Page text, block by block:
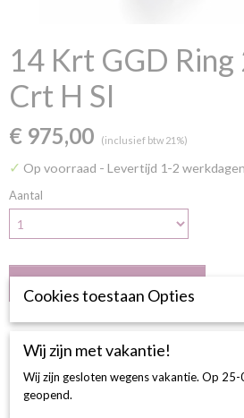
14 Krt GGD
Crt H SI
€ 975,00 (inclusief btw 21%)
✓ Op voorraad - Levertijd 1-2 werkdagen
Aantal
Omschrijving
BESCHRIJVING
14 Krt GGD Ring 23-0.18 Crt H SI
Cookies toestaan Opties
Wij zijn met vakantie!
Wij zijn gesloten wegens vakantie. Op
geopend.